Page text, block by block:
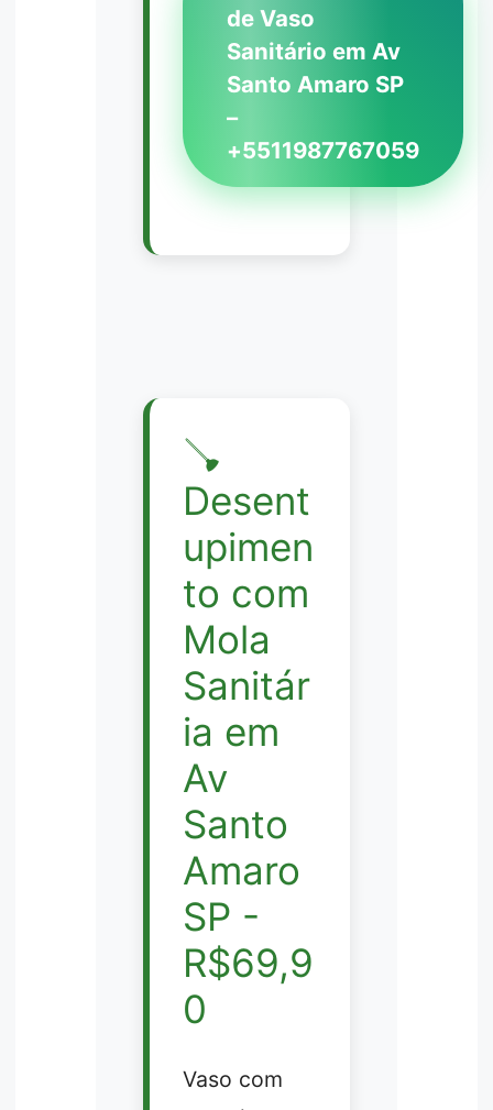
de Vaso
Sanitário em Av
Santo Amaro SP
–
+5511987767059
🪠
Desent
upimen
to com
Mola
Sanitár
ia em
Av
Santo
Amaro
SP -
R$69,9
0
Vaso com